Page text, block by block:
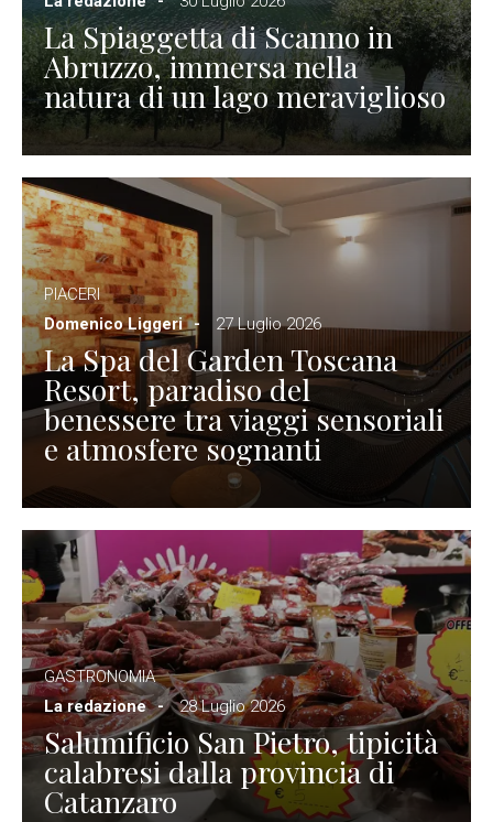
La Spiaggetta di Scanno in
Abruzzo, immersa nella
natura di un lago meraviglioso
PIACERI
Domenico Liggeri
27 Luglio 2026
La Spa del Garden Toscana
Resort, paradiso del
benessere tra viaggi sensoriali
e atmosfere sognanti
GASTRONOMIA
La redazione
28 Luglio 2026
Salumificio San Pietro, tipicità
calabresi dalla provincia di
Catanzaro